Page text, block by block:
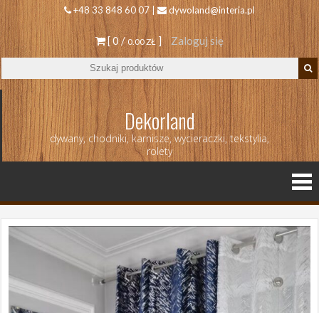
+48 33 848 60 07 | dywoland@interia.pl
[ 0 /0.00 ZŁ ] Zaloguj się
Dekorland
dywany, chodniki, karnisze, wycieraczki, tekstylia,
rolety